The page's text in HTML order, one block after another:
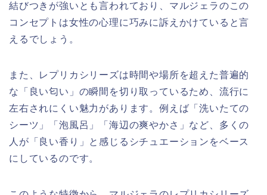
結びつきが強いとも言われており、マルジェラのこの
コンセプトは女性の心理に巧みに訴えかけていると言
えるでしょう。
また、レプリカシリーズは時間や場所を超えた普遍的
な「良い匂い」の瞬間を切り取っているため、流行に
左右されにくい魅力があります。例えば「洗いたての
シーツ」「泡風呂」「海辺の爽やかさ」など、多くの
人が「良い香り」と感じるシチュエーションをベース
にしているのです。